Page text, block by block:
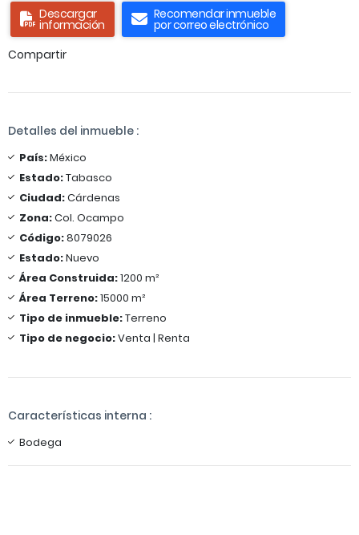
Descargar
información
Recomendar inmueble
por correo electrónico
Compartir
Detalles del inmueble :
País:México
Estado:Tabasco
Ciudad:Cárdenas
Zona:Col. Ocampo
Código:8079026
Estado:Nuevo
Área Construida:1200 m²
Área Terreno:15000 m²
Tipo de inmueble:Terreno
Tipo de negocio:Venta | Renta
Características interna :
Bodega